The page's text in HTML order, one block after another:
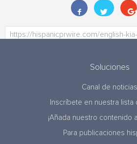
Soluciones
Canal de noticias
Inscríbete en nuestra lista
¡Añada nuestro contenido
Para publicaciones